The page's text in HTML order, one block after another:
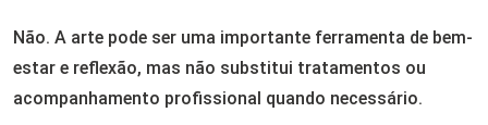
Não. A arte pode ser uma importante ferramenta de bem-
estar e reflexão, mas não substitui tratamentos ou
acompanhamento profissional quando necessário.